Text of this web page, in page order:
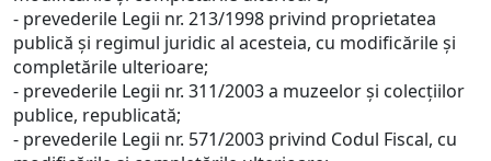
- prevederile Legii nr. 213/1998 privind proprietatea
publică şi regimul juridic al acesteia, cu modificările şi
completările ulterioare;
- prevederile Legii nr. 311/2003 a muzeelor şi colecţiilor
publice, republicată;
- prevederile Legii nr. 571/2003 privind Codul Fiscal, cu